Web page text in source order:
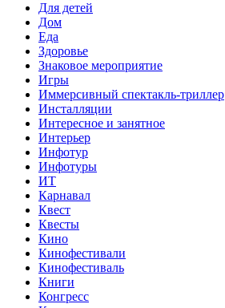
Для детей
Дом
Еда
Здоровье
Знаковое мероприятие
Игры
Иммерсивный спектакль-триллер
Инсталляции
Интересное и занятное
Интерьер
Инфотур
Инфотуры
ИТ
Карнавал
Квест
Квесты
Кино
Кинофестивали
Кинофестиваль
Книги
Конгресс